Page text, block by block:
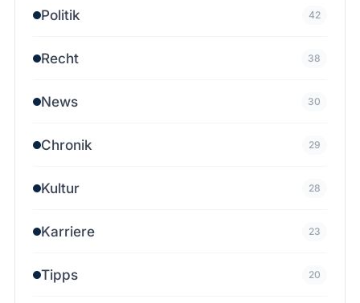
Politik 42
Recht 38
News 30
Chronik 29
Kultur 28
Karriere 23
Tipps 20